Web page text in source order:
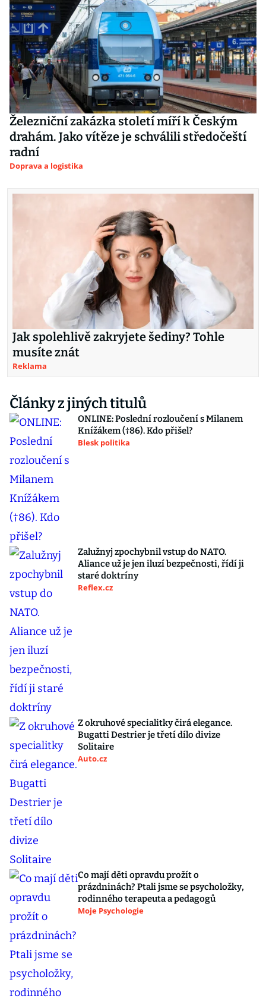
Železniční zakázka století míří k Českým
drahám. Jako vítěze je schválili středočeští
radní
Doprava a logistika
Jak spolehlivě zakryjete šediny? Tohle
musíte znát
Reklama
Články z jiných titulů
ONLINE: Poslední rozloučení s Milanem
Knížákem (†86). Kdo přišel?
Blesk politika
Zalužnyj zpochybnil vstup do NATO.
Aliance už je jen iluzí bezpečnosti, řídí ji
staré doktríny
Reflex.cz
Z okruhové specialitky čirá elegance.
Bugatti Destrier je třetí dílo divize
Solitaire
Auto.cz
Co mají děti opravdu prožít o
prázdninách? Ptali jsme se psycholožky,
rodinného terapeuta a pedagogů
Moje Psychologie